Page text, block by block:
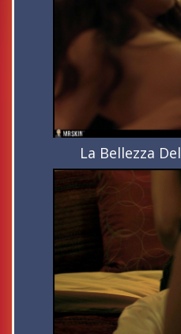
La Bellezza